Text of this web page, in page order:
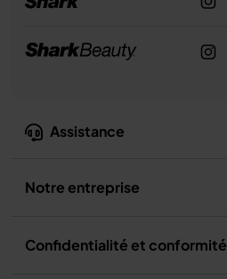
Assistance
Notre entreprise
Confidentialité et conformité